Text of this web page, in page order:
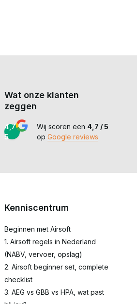
Wat onze klanten
zeggen
4,7 /
5
Wij scoren een 4,7 / 5
op Google reviews
Kenniscentrum
Beginnen met Airsoft
1. Airsoft regels in Nederland
(NABV, vervoer, opslag)
2. Airsoft beginner set, complete
checklist
3. AEG vs GBB vs HPA, wat past